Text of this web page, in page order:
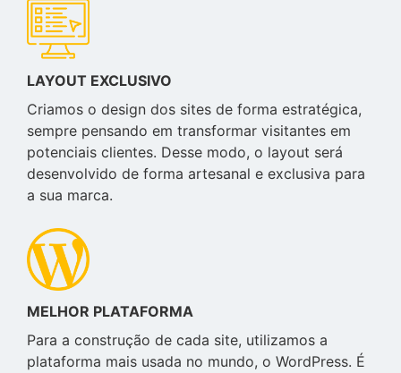
LAYOUT EXCLUSIVO
Criamos o design dos sites de forma estratégica,
sempre pensando em transformar visitantes em
potenciais clientes. Desse modo, o layout será
desenvolvido de forma artesanal e exclusiva para
a sua marca.
MELHOR PLATAFORMA
Para a construção de cada site, utilizamos a
plataforma mais usada no mundo, o WordPress. É